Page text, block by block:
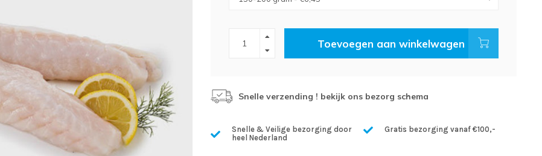
Toevoegen aan winkelwagen
Snelle verzending ! bekijk ons bezorg schema
Snelle & Veilige bezorging door
heel Nederland
Gratis bezorging vanaf €100,-